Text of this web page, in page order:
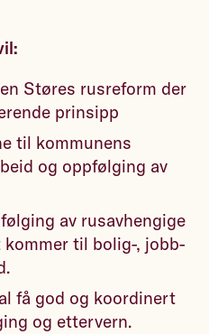
Støres rusreform der
prinsipp
til kommunens
og oppfølging av
av rusavhengige
til bolig-, jobb-
få god og koordinert
og ettervern.